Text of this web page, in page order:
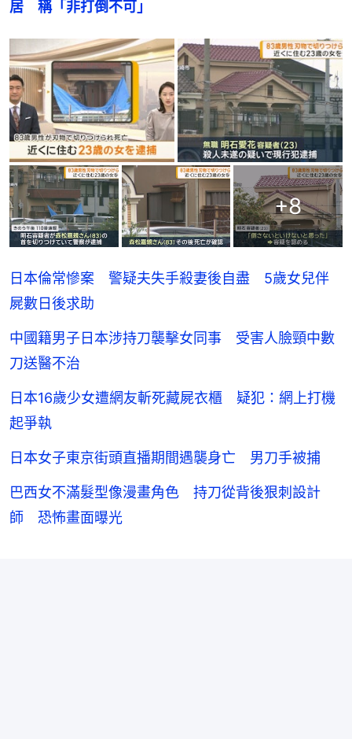
居　稱「非打倒不可」
+8
日本倫常慘案 警疑夫失手殺妻後自盡 5歲女兒伴
屍數日後求助
中國籍男子日本涉持刀襲擊女同事 受害人臉頸中數
刀送醫不治
日本16歲少女遭網友斬死藏屍衣櫃 疑犯：網上打機
起爭執
日本女子東京街頭直播期間遇襲身亡 男刀手被捕
巴西女不滿髮型像漫畫角色 持刀從背後狠刺設計
師 恐怖畫面曝光